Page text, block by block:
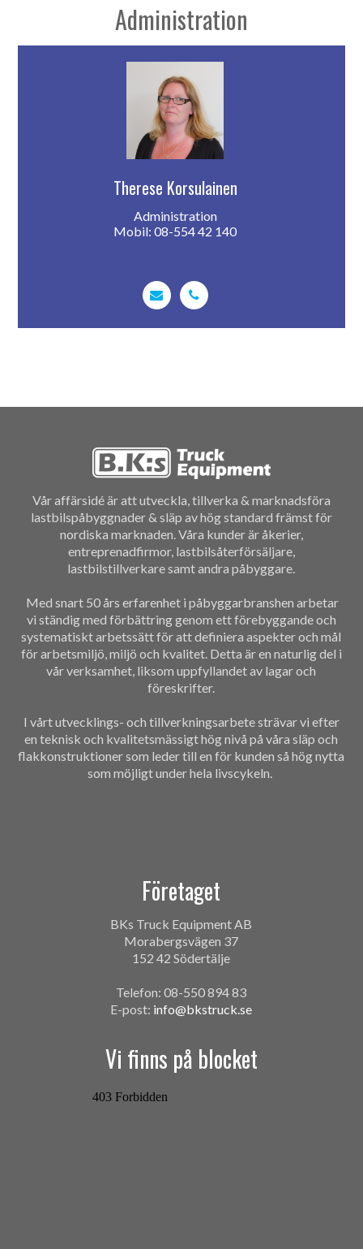
Administration
Therese Korsulainen
Administration
Mobil: 08-554 42 140
Vår affärsidé är att utveckla, tillverka & marknadsföra
lastbilspåbyggnader & släp av hög standard främst för
nordiska marknaden. Våra kunder är åkerier,
entreprenadfirmor, lastbilsåterförsäljare,
lastbilstillverkare samt andra påbyggare.
Med snart 50 års erfarenhet i påbyggarbranshen arbetar
vi ständig med förbättring genom ett förebyggande och
systematiskt arbetssätt för att definiera aspekter och mål
för arbetsmiljö, miljö och kvalitet. Detta är en naturlig del i
vår verksamhet, liksom uppfyllandet av lagar och
föreskrifter.
I vårt utvecklings- och tillverkningsarbete strävar vi efter
en teknisk och kvalitetsmässigt hög nivå på våra släp och
flakkonstruktioner som leder till en för kunden så hög nytta
som möjligt under hela livscykeln.
Företaget
BKs Truck Equipment AB
Morabergsvägen 37
152 42 Södertälje
Telefon: 08-550 894 83
E-post: info@bkstruck.se
Vi finns på blocket